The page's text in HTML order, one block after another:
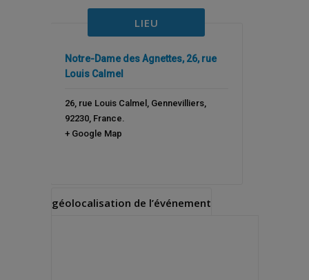
LIEU
Notre-Dame des Agnettes, 26, rue
Louis Calmel
26, rue Louis Calmel, Gennevilliers,
92230, France
+ Google Map
géolocalisation de l’événement